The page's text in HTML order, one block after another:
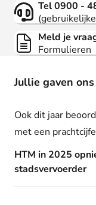
Jullie gaven
Ook dit jaar
met een
HTM in 2025
stadsvervoerder
Tel 0900 -
Meld je
Formulieren